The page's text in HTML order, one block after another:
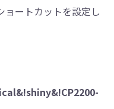
ョートカットを設定し